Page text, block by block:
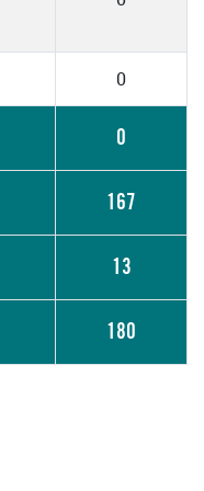
0
0
167
13
180